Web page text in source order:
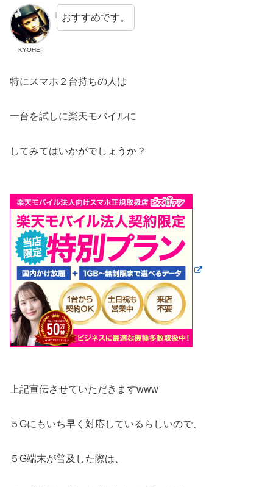
KYOHEI
おすすめです。
特にスマホ２台持ちの人は
一台を試しに楽天モバイルに
してみてはいかがでしょうか？
上記宣伝させていただきますwww
５Gにもいち早く対応しているらしいので、
５G端末が普及した際は、